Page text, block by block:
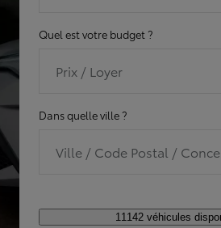
Quel est votre budget ?
Prix / Loyer
Dans quelle ville ?
Ville / Code Postal /
11142 véhicules